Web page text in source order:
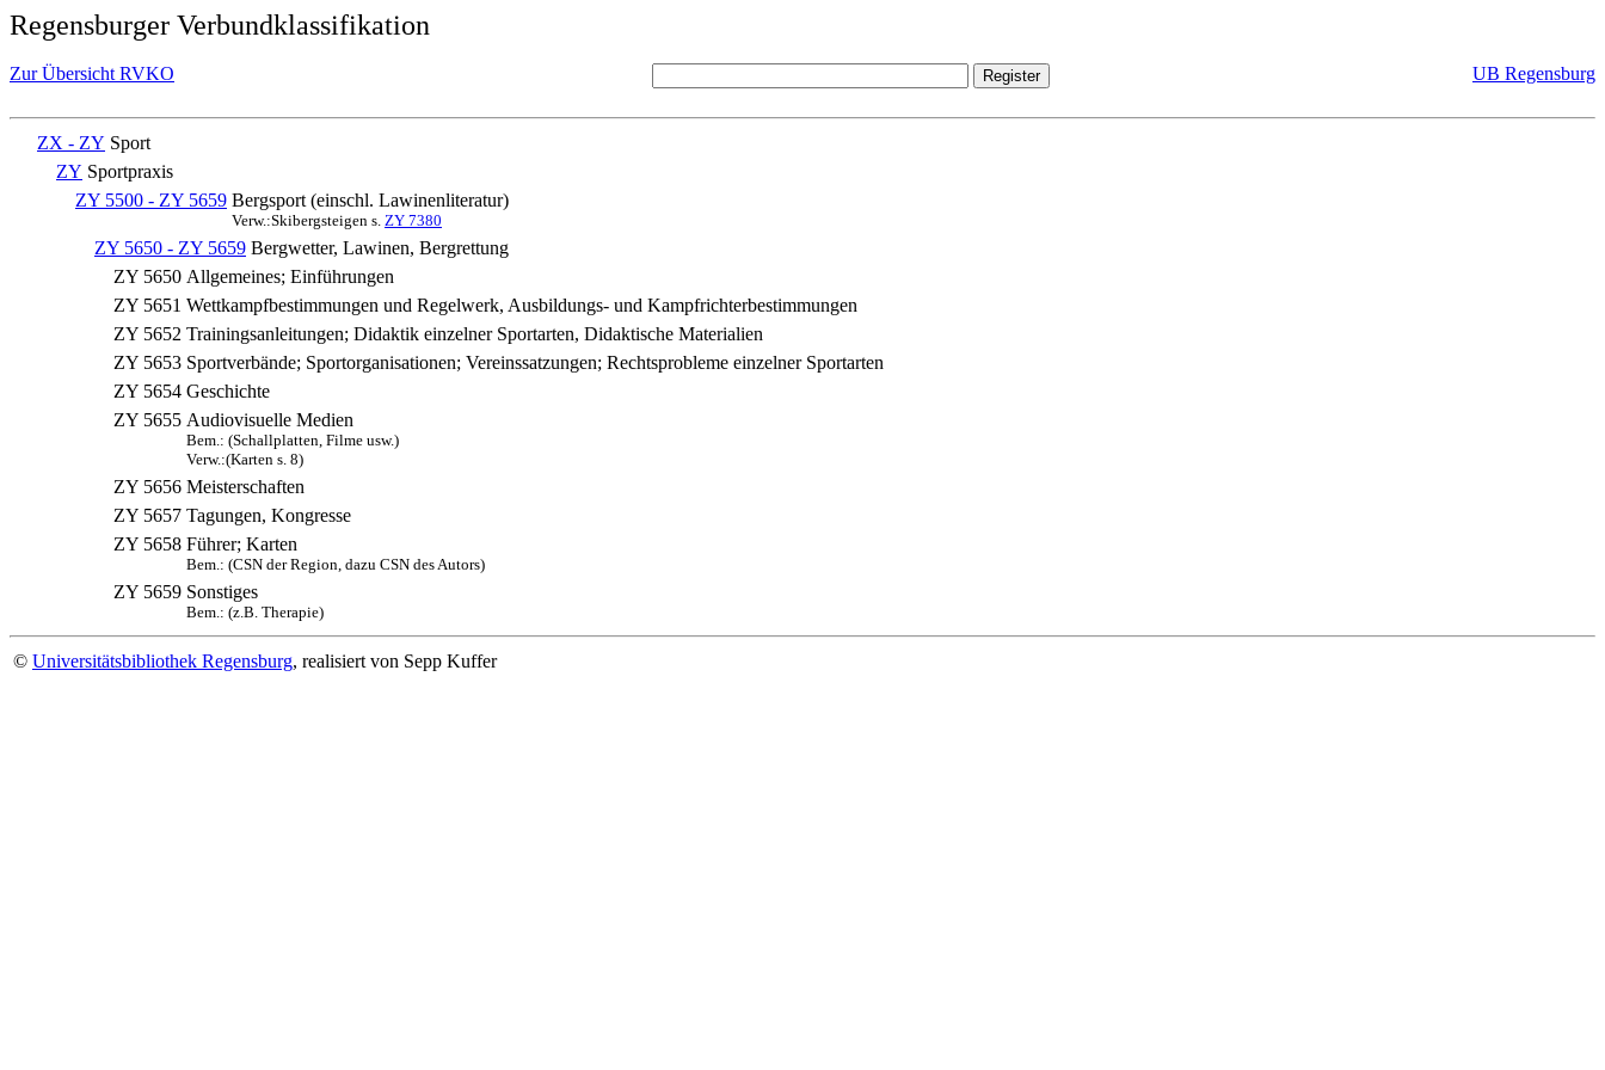
Regensburger Verbundklassifikation
Zur Übersicht RVKO UB Regensburg
ZX - ZY Sport
ZY Sportpraxis
ZY 5500 - ZY 5659 Bergsport (einschl. Lawinenliteratur)
Verw.:Skibergsteigen s. ZY 7380
ZY 5650 - ZY 5659 Bergwetter, Lawinen, Bergrettung
ZY 5650 Allgemeines; Einführungen
ZY 5651 Wettkampfbestimmungen und Regelwerk, Ausbildungs- und Kampfrichterbestimmungen
ZY 5652 Trainingsanleitungen; Didaktik einzelner Sportarten, Didaktische Materialien
ZY 5653 Sportverbände; Sportorganisationen; Vereinssatzungen; Rechtsprobleme einzelner Sportarten
ZY 5654 Geschichte
ZY 5655 Audiovisuelle Medien
Bem.: (Schallplatten, Filme usw.)
Verw.:(Karten s. 8)
ZY 5656 Meisterschaften
ZY 5657 Tagungen, Kongresse
ZY 5658 Führer; Karten
Bem.: (CSN der Region, dazu CSN des Autors)
ZY 5659 Sonstiges
Bem.: (z.B. Therapie)
© Universitätsbibliothek Regensburg, realisiert von Sepp Kuffer